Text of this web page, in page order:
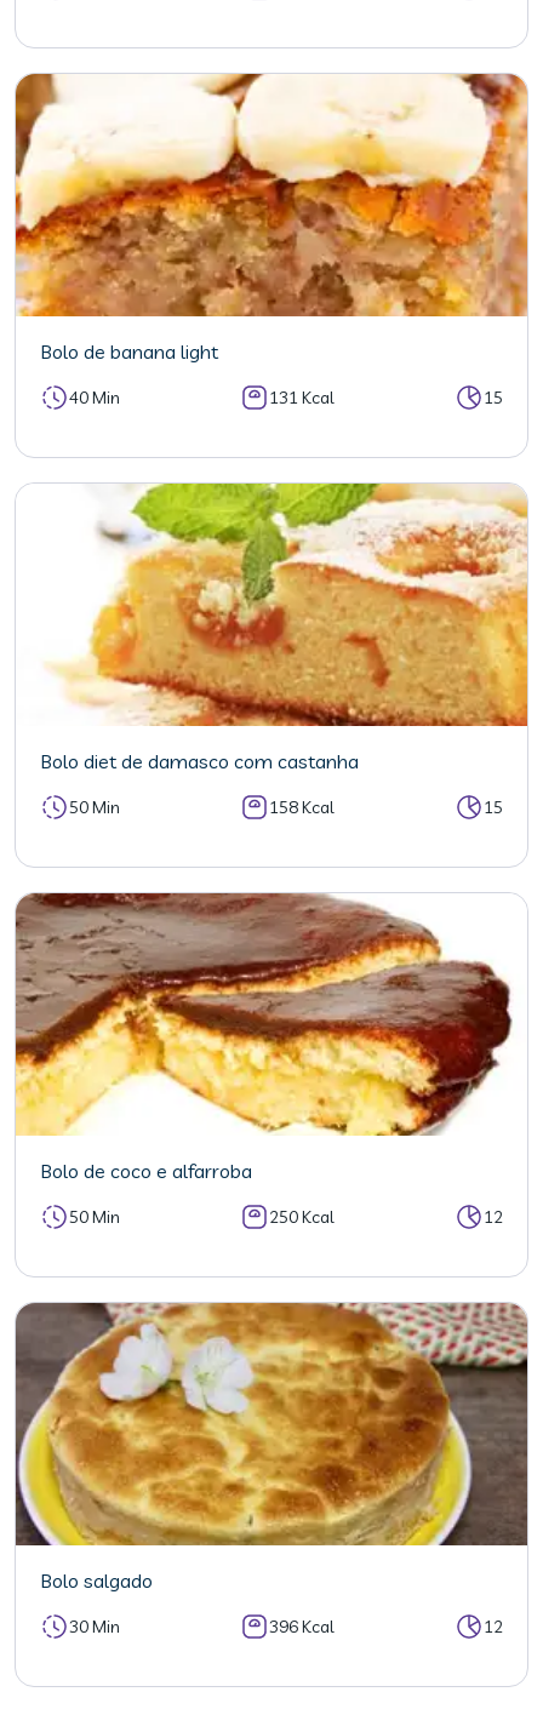
Bolo de banana light
40 Min 131 Kcal 15
Bolo diet de damasco com castanha
50 Min 158 Kcal 15
Bolo de coco e alfarroba
50 Min 250 Kcal 12
Bolo salgado
30 Min 396 Kcal 12